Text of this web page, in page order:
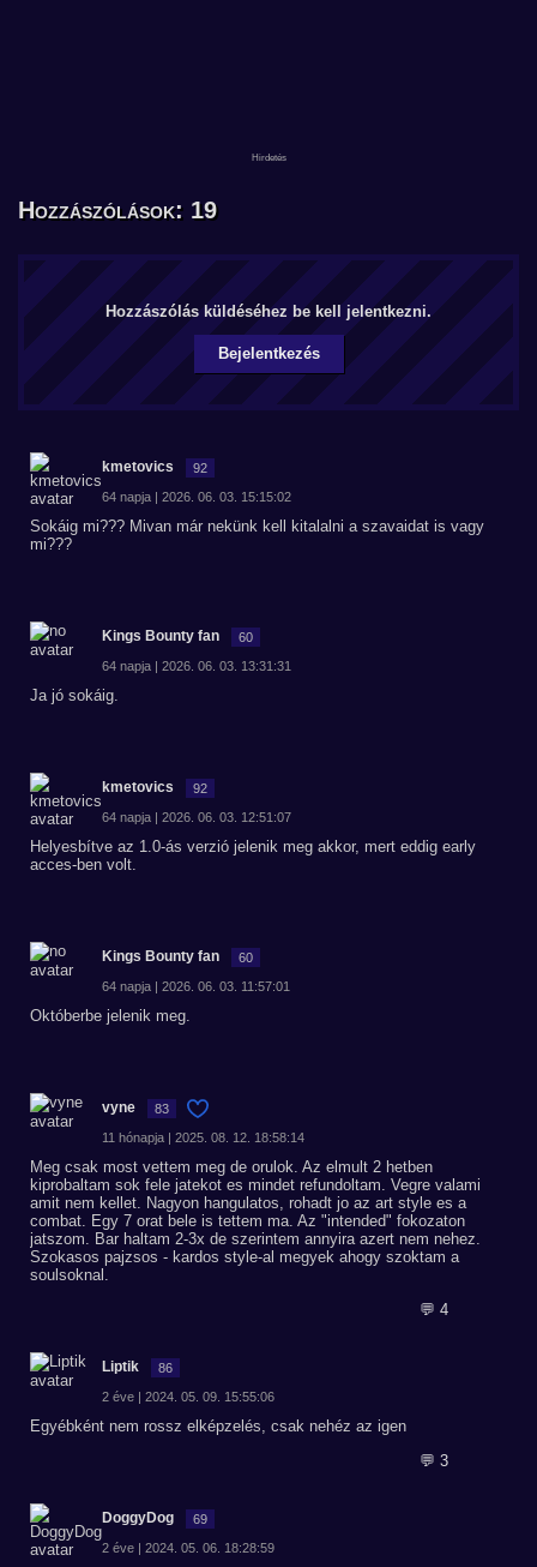
Hozzászólások: 19
Hozzászólás küldéséhez be kell jelentkezni.
Bejelentkezés
kmetovics 92
64 napja | 2026. 06. 03. 15:15:02
Sokáig mi??? Mivan már nekünk kell kitalalni a szavaidat is vagy
mi???
Kings Bounty fan 60
64 napja | 2026. 06. 03. 13:31:31
Ja jó sokáig.
kmetovics 92
64 napja | 2026. 06. 03. 12:51:07
Helyesbítve az 1.0-ás verzió jelenik meg akkor, mert eddig early
acces-ben volt.
Kings Bounty fan 60
64 napja | 2026. 06. 03. 11:57:01
Októberbe jelenik meg.
vyne 83
11 hónapja | 2025. 08. 12. 18:58:14
Meg csak most vettem meg de orulok. Az elmult 2 hetben
kiprobaltam sok fele jatekot es mindet refundoltam. Vegre valami
amit nem kellet. Nagyon hangulatos, rohadt jo az art style es a
combat. Egy 7 orat bele is tettem ma. Az "intended" fokozaton
jatszom. Bar haltam 2-3x de szerintem annyira azert nem nehez.
Szokasos pajzsos - kardos style-al megyek ahogy szoktam a
soulsoknal.
💬 4
Liptik 86
2 éve | 2024. 05. 09. 15:55:06
Egyébként nem rossz elképzelés, csak nehéz az igen
💬 3
DoggyDog 69
2 éve | 2024. 05. 06. 18:28:59